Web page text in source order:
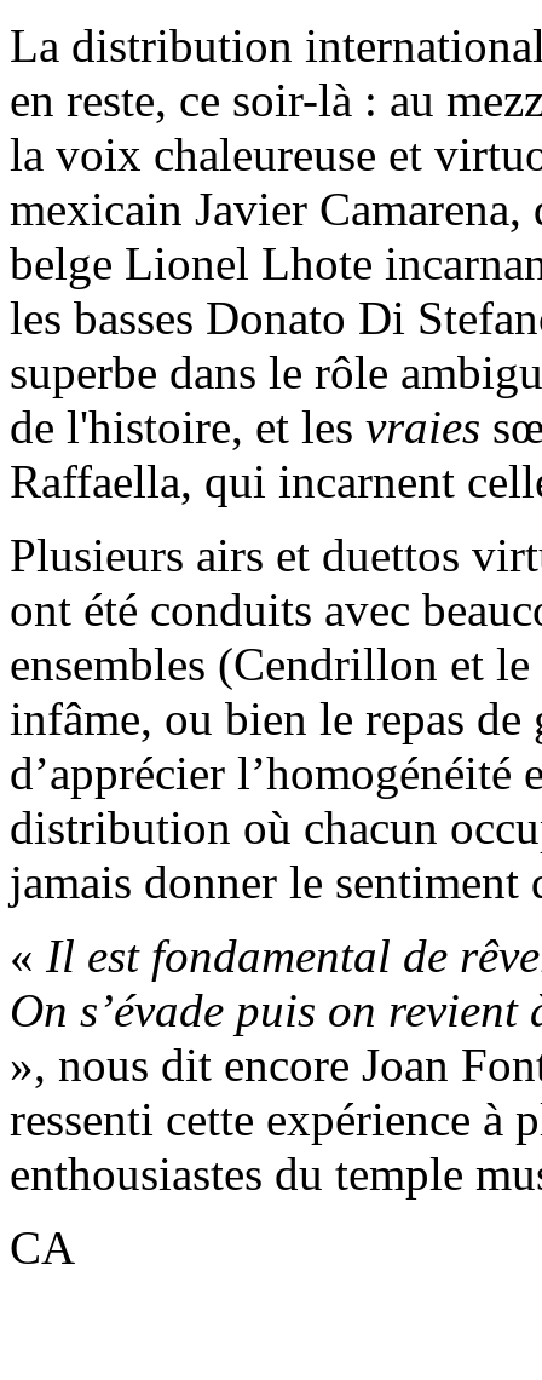
La distribution
en reste, ce soir-là : au
la voix chaleureuse et
mexicain Javier
belge Lionel Lhote
les basses Donato Di
superbe dans le rôle
de l'histoire, et les vraies
Raffaella, qui incarnent
Plusieurs airs et duettos
ont été conduits avec
ensembles (Cendrillon et
infâme, ou bien le repas
d’apprécier l’homogénéité
distribution où chacun
jamais donner le
« Il est fondamental de
On s’évade puis on
», nous dit encore Joan
ressenti cette expérience à
enthousiastes du temple
CA